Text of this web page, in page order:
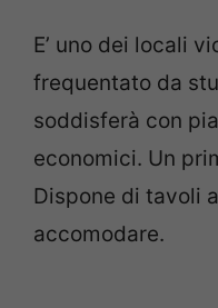
E’ uno dei locali
frequentato da
soddisferà con
economici. Un
Dispone di tavoli
accomodare.